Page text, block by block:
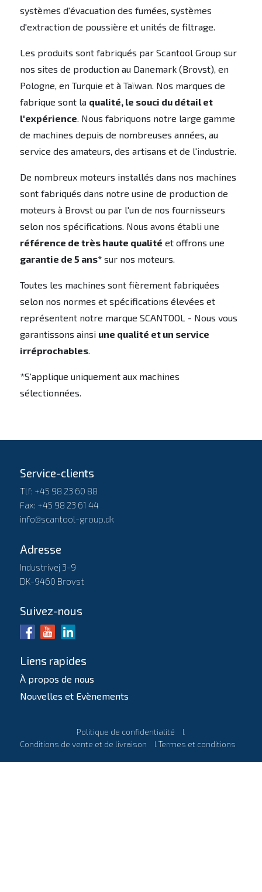
systèmes d'évacuation des fumées, systèmes
d'extraction de poussière et unités de filtrage.
Les produits sont fabriqués par Scantool Group sur
nos sites de production au Danemark (Brovst), en
Pologne, en Turquie et à Taïwan. Nos marques de
fabrique sont la qualité, le souci du détail et
l'expérience. Nous fabriquons notre large gamme
de machines depuis de nombreuses années, au
service des amateurs, des artisans et de l'industrie.
De nombreux moteurs installés dans nos machines
sont fabriqués dans notre usine de production de
moteurs à Brovst ou par l'un de nos fournisseurs
selon nos spécifications. Nous avons établi une
référence de très haute qualité et offrons une
garantie de 5 ans*sur nos moteurs.
Toutes les machines sont fièrement fabriquées
selon nos normes et spécifications élevées et
représentent notre marque SCANTOOL - Nous vous
garantissons ainsi une qualité et un service
irréprochables.
*S'applique uniquement aux machines
sélectionnées.
Service-clients
Tlf: +45 98 23 60 88
Fax: +45 98 23 61 44
info@scantool-group.dk
Adresse
Industrivej 3-9
DK-9460 Brovst
Suivez-nous
Liens rapides
À propos de nous
Nouvelles et Evènements
Politique de confidentialité
l
Conditions de vente et de livraison
lTermes et conditions